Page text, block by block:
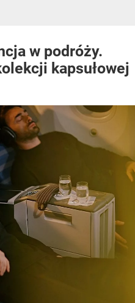
w podróży.
kapsułowej